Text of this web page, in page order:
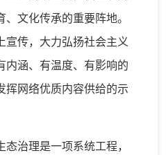
文化传承的重要阵地。
宣传，大力弘扬社会主义
内涵、有温度、有影响的
挥网络优质内容供给的示
治理是一项系统工程，